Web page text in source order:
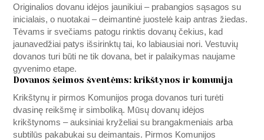
Originalios dovanu idėjos jaunikiui – prabangios sąsagos su
inicialais, o nuotakai – deimantinė juostelė kaip antras žiedas.
Tėvams ir svečiams patogu rinktis dovanų čekius, kad
jaunavedžiai patys išsirinktų tai, ko labiausiai nori. Vestuvių
dovanos turi būti ne tik dovana, bet ir palaikymas naujame
gyvenimo etape.
Dovanos šeimos šventėms: krikštynos ir komunija
Krikštynų ir pirmos Komunijos proga dovanos turi turėti
dvasinę reikšmę ir simboliką. Mūsų dovanų idėjos
krikštynoms – auksiniai kryželiai su brangakmeniais arba
subtilūs pakabukai su deimantais. Pirmos Komunijos